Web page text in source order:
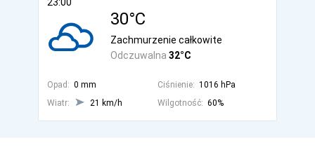
30°C
Odczuwalna 32°C
Zachmurzenie całkowite
Opad: 0 mm Ciśnienie: 1016 hPa
Wiatr:
21 km/h Wilgotność: 60%